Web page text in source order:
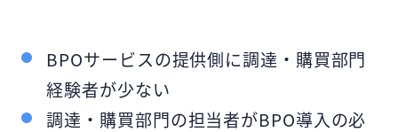
BPOサービスの提供側に調達・購買部門
経験者が少ない
調達・購買部門の担当者がBPO導入の必